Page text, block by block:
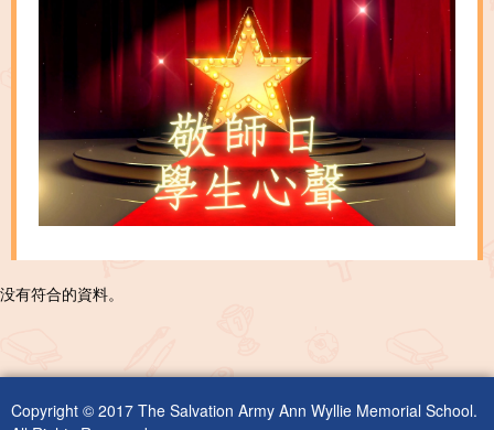
没有符合的資料。
Copyright © 2017 The Salvation Army Ann Wyllie Memorial School.